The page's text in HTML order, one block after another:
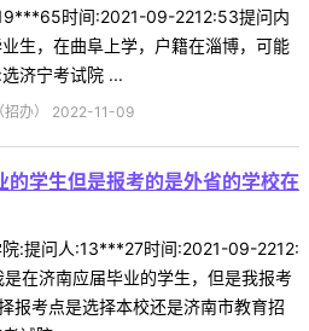
时间:2021-09-2212:53提问内
生，在曲阜上学，户籍在淄博，可能
济宁考试院 ...
招办） 2022-11-09
的学生但是报考的是外省的学校在
:提问人:13***27时间:2021-09-2212:
在济南应届毕业的学生，但是我报考
报考点是选择本校还是济南市教育招